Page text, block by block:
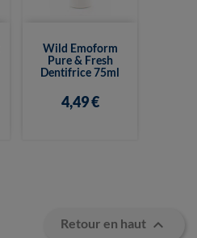
Wild Emoform
Pure & Fresh
Dentifrice 75ml
4,49 €
Retour en haut 